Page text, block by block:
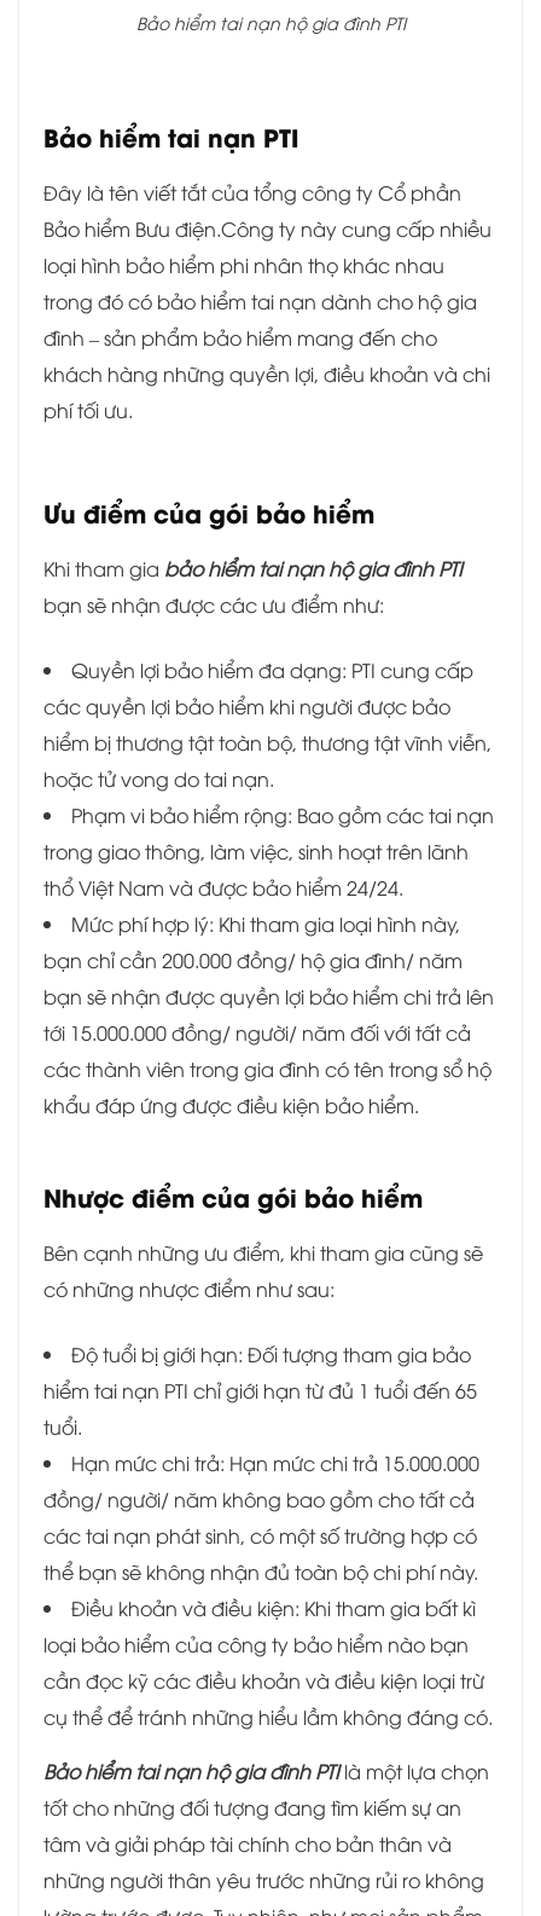
Bảo hiểm tai nạn hộ gia đình PTI
Bảo hiểm tai nạn PTI
Đây là tên viết tắt của tổng công ty Cổ phần
Bảo hiểm Bưu điện.Công ty này cung cấp nhiều
loại hình bảo hiểm phi nhân thọ khác nhau
trong đó có bảo hiểm tai nạn dành cho hộ gia
đình – sản phẩm bảo hiểm mang đến cho
khách hàng những quyền lợi, điều khoản và chi
phí tối ưu.
Ưu điểm của gói bảo hiểm
Khi tham gia bảo hiểm tai nạn hộ gia đình PTI
bạn sẽ nhận được các ưu điểm như:
Quyền lợi bảo hiểm đa dạng: PTI cung cấp
các quyền lợi bảo hiểm khi người được bảo
hiểm bị thương tật toàn bộ, thương tật vĩnh viễn,
hoặc tử vong do tai nạn.
Phạm vi bảo hiểm rộng: Bao gồm các tai nạn
trong giao thông, làm việc, sinh hoạt trên lãnh
thổ Việt Nam và được bảo hiểm 24/24.
Mức phí hợp lý: Khi tham gia loại hình này,
bạn chỉ cần 200.000 đồng/ hộ gia đình/ năm
bạn sẽ nhận được quyền lợi bảo hiểm chi trả lên
tới 15.000.000 đồng/ người/ năm đối với tất cả
các thành viên trong gia đình có tên trong sổ hộ
khẩu đáp ứng được điều kiện bảo hiểm.
Nhược điểm của gói bảo hiểm
Bên cạnh những ưu điểm, khi tham gia cũng sẽ
có những nhược điểm như sau:
Độ tuổi bị giới hạn: Đối tượng tham gia bảo
hiểm tai nạn PTI chỉ giới hạn từ đủ 1 tuổi đến 65
tuổi.
Hạn mức chi trả: Hạn mức chi trả 15.000.000
đồng/ người/ năm không bao gồm cho tất cả
các tai nạn phát sinh, có một số trường hợp có
thể bạn sẽ không nhận đủ toàn bộ chi phí này.
Điều khoản và điều kiện: Khi tham gia bất kì
loại bảo hiểm của công ty bảo hiểm nào bạn
cần đọc kỹ các điều khoản và điều kiện loại trừ
cụ thể để tránh những hiểu lầm không đáng có.
Bảo hiểm tai nạn hộ gia đình PTIlà một lựa chọn
tốt cho những đối tượng đang tìm kiếm sự an
tâm và giải pháp tài chính cho bản thân và
những người thân yêu trước những rủi ro không